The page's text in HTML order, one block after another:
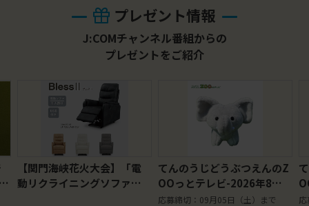
プレゼント情報
J:COMチャンネル番組からの
プレゼントをご紹介
「電
ァ」2
てんのうじどうぶつえんのZ
OOっとテレビ-2026年8月
視聴者プレゼント！ クイズ
応募締切：09月05日（土）まで
てんのうじどうぶつえん
OOっとテレビ-2026年8
視聴者プレゼント！フエ
応募締切：09月05日（土）まで